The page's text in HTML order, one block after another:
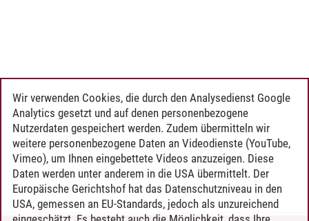
Wir verwenden Cookies, die durch den Analysedienst Google
Analytics gesetzt und auf denen personenbezogene
Nutzerdaten gespeichert werden. Zudem übermitteln wir
weitere personenbezogene Daten an Videodienste (YouTube,
Vimeo), um Ihnen eingebettete Videos anzuzeigen. Diese
Daten werden unter anderem in die USA übermittelt. Der
Europäische Gerichtshof hat das Datenschutzniveau in den
USA, gemessen an EU-Standards, jedoch als unzureichend